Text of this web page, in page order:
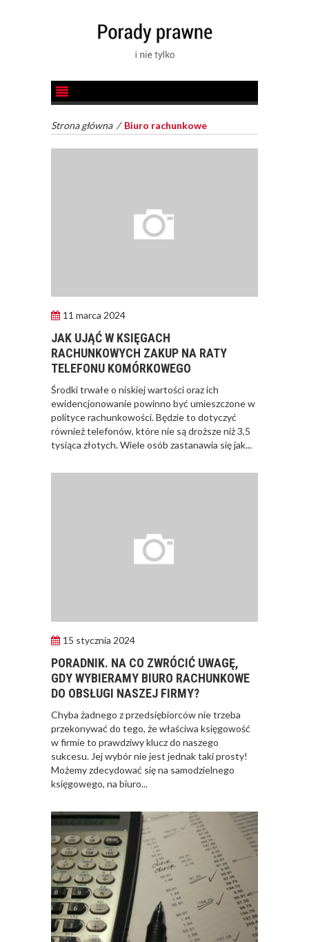
Strona główna / Biuro rachunkowe
11 marca 2024
JAK UJĄĆ W KSIĘGACH
RACHUNKOWYCH ZAKUP NA RATY
TELEFONU KOMÓRKOWEGO
Środki trwałe o niskiej wartości oraz ich
ewidencjonowanie powinno być umieszczone w
polityce rachunkowości. Będzie to dotyczyć
również telefonów, które nie są droższe niż 3,5
tysiąca złotych. Wiele osób zastanawia się jak...
15 stycznia 2024
PORADNIK. NA CO ZWRÓCIĆ UWAGĘ,
GDY WYBIERAMY BIURO RACHUNKOWE
DO OBSŁUGI NASZEJ FIRMY?
Chyba żadnego z przedsiębiorców nie trzeba
przekonywać do tego, że właściwa księgowość
w firmie to prawdziwy klucz do naszego
sukcesu. Jej wybór nie jest jednak taki prosty!
Możemy zdecydować się na samodzielnego
księgowego, na biuro...